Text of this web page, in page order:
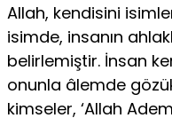
Allah, kendisini
isimde, insanın
belirlemiştir. İnsan
onunla âlemde
kimseler, ‘Allah